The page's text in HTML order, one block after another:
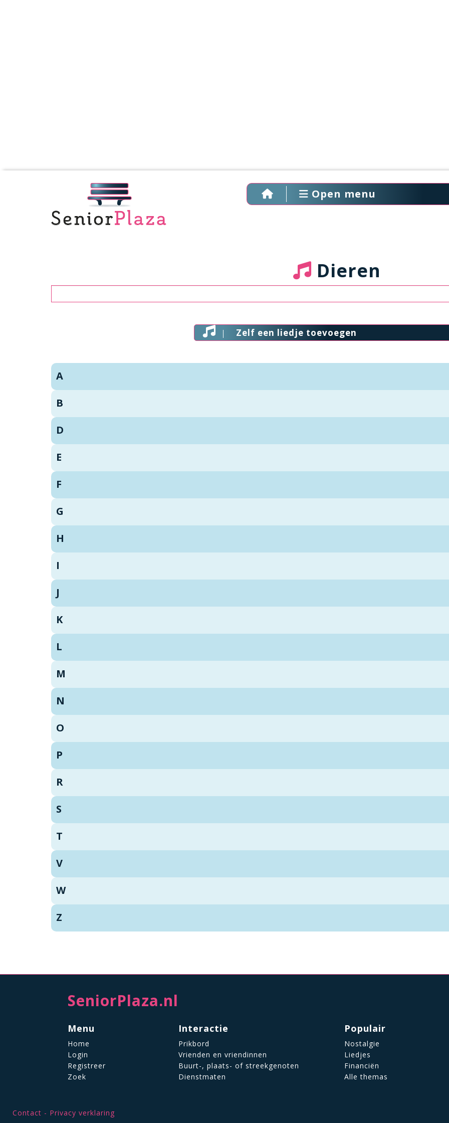
Open menu
Dieren
Zelf een liedje toevoegen
A
B
D
E
F
G
H
I
J
K
L
M
N
O
P
R
S
T
V
W
Z
SeniorPlaza.nl
Menu
Home
Login
Registreer
Zoek
Interactie
Prikbord
Vrienden en vriendinnen
Buurt-, plaats- of streekgenoten
Dienstmaten
Populair
Nostalgie
Liedjes
Financiën
Alle themas
Contact Privacy verklaring